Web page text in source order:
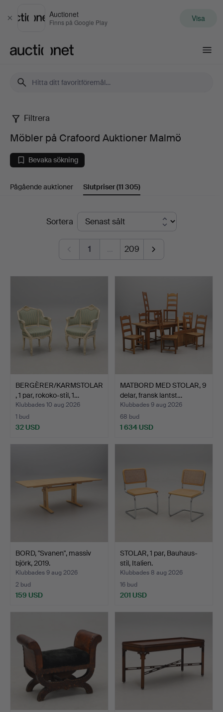
Stäng
Auctionet
Finns på Google Play Visa
Möbler
på
Crafoord
Auktioner
Malmö
Filtrera
Möbler på Crafoord Auktioner Malmö
Bevaka sökning
Pågående auktioner Slutpriser(11 305)
SlutpriserSortera
1 … 209
BERGÈRER/KARMSTOLAR
, 1 par, rokoko-stil, 1…
Klubbades 10 aug 2026
1 bud
32 USD
MATBORD MED STOLAR, 9
delar, fransk lantst…
Klubbades 9 aug 2026
68 bud
1 634 USD
BORD, "Svanen", massiv
björk, 2019.
Klubbades 9 aug 2026
2 bud
159 USD
STOLAR, 1 par, Bauhaus-
stil, Italien.
Klubbades 8 aug 2026
16 bud
201 USD